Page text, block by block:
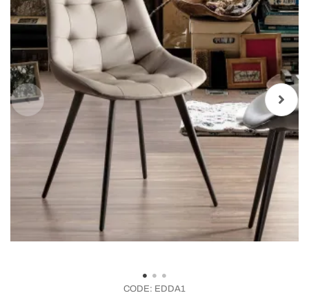
CODE: EDDA1